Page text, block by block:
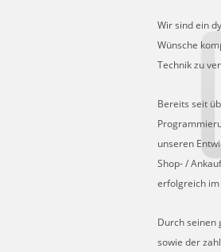
Wir sind ein
Wünsche
Technik zu
Bereits seit
unseren
Shop- /
erfolgreich im
Durch seinen
sowie der